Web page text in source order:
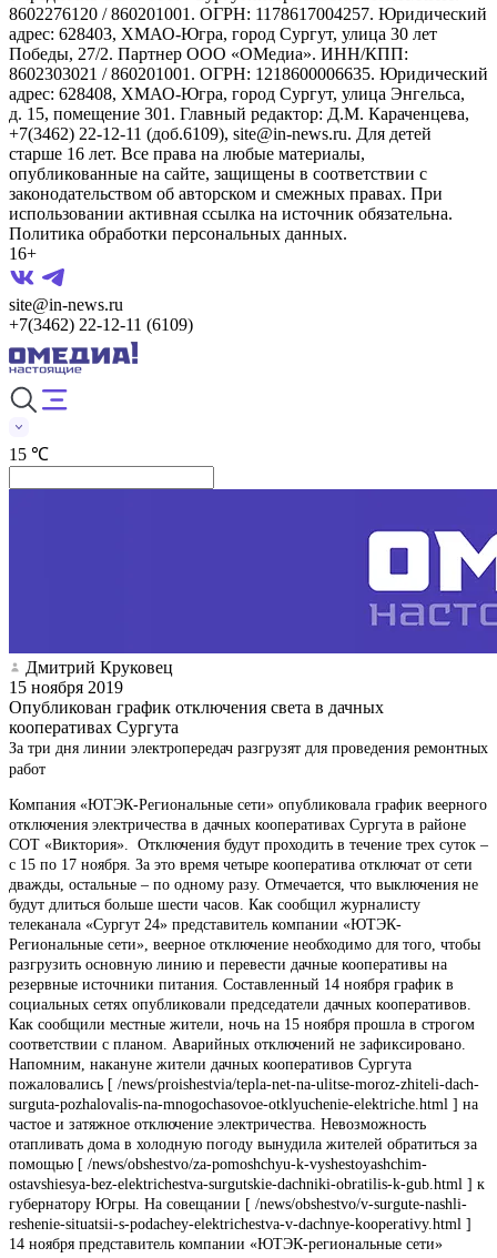
8602276120 / 860201001. ОГРН: 1178617004257. Юридический
адрес: 628403, ХМАО-Югра, город Сургут, улица 30 лет
Победы, 27/2. Партнер ООО «ОМедиа». ИНН/КПП:
8602303021 / 860201001. ОГРН: 1218600006635. Юридический
адрес: 628408, ХМАО-Югра, город Сургут, улица Энгельса,
д. 15, помещение 301. Главный редактор: Д.М. Караченцева,
+7(3462) 22-12-11 (доб.6109), site@in-news.ru. Для детей
старше 16 лет. Все права на любые материалы,
опубликованные на сайте, защищены в соответствии с
законодательством об авторском и смежных правах. При
использовании активная ссылка на источник обязательна.
Политика обработки персональных данных.
16+
site@in-news.ru
+7(3462) 22-12-11 (6109)
15 ℃
Дмитрий Круковец
15 ноября 2019
Опубликован график отключения света в дачных
кооперативах Сургута
За три дня линии электропередач разгрузят для проведения ремонтных
работ
Компания «ЮТЭК-Региональные сети» опубликовала график веерного
отключения электричества в дачных кооперативах Сургута в районе
СОТ «Виктория». Отключения будут проходить в течение трех суток –
с 15 по 17 ноября. За это время четыре кооператива отключат от сети
дважды, остальные – по одному разу. Отмечается, что выключения не
будут длиться больше шести часов. Как сообщил журналисту
телеканала «Сургут 24» представитель компании «ЮТЭК-
Региональные сети», веерное отключение необходимо для того, чтобы
разгрузить основную линию и перевести дачные кооперативы на
резервные источники питания. Составленный 14 ноября график в
социальных сетях опубликовали председатели дачных кооперативов.
Как сообщили местные жители, ночь на 15 ноября прошла в строгом
соответствии с планом. Аварийных отключений не зафиксировано.
Напомним, накануне жители дачных кооперативов Сургута
пожаловались [ /news/proishestvia/tepla-net-na-ulitse-moroz-zhiteli-dach-
surguta-pozhalovalis-na-mnogochasovoe-otklyuchenie-elektriche.html ] на
частое и затяжное отключение электричества. Невозможность
отапливать дома в холодную погоду вынудила жителей обратиться за
помощью [ /news/obshestvo/za-pomoshchyu-k-vyshestoyashchim-
ostavshiesya-bez-elektrichestva-surgutskie-dachniki-obratilis-k-gub.html ] к
губернатору Югры. На совещании [ /news/obshestvo/v-surgute-nashli-
reshenie-situatsii-s-podachey-elektrichestva-v-dachnye-kooperativy.html ]
14 ноября представитель компании «ЮТЭК-региональные сети»